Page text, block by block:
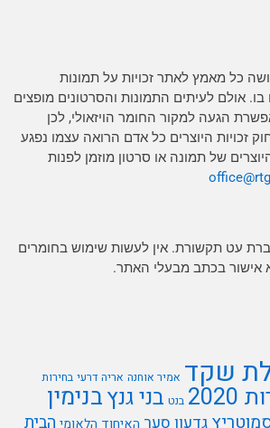
כל מאמץ לאתר זכויות על תמונות
אולם לעיתים התמונות והסרטונים מופצים
הגעה למקור החומר הויזאולי, לכן
לסעיף 27א' לחוק זכויות היוצרים כל אדם הרואה עצמו נפגע
של תמונה או סרטון מוזמן לפנות
office@
עט תקשורת. אין לעשות שימוש בחומרים
אישור בכתב מבעלי האתר.
שקד אמיר אוחנה אריה דרעי בחירות
בנט בני גנץבנימין
גדעון סער האיחוד הלאומי הבית